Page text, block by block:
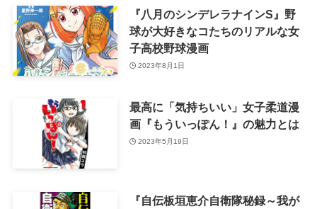
『八月のシンデレラナインS』野
球が大好きなコたちのリアルな女
子高校野球漫画
2023年8月1日
最高に「気持ちいい」女子柔道漫
画『もういっぽん！』の魅力とは
2023年5月19日
『自伝板垣恵介自衛隊秘録～我が